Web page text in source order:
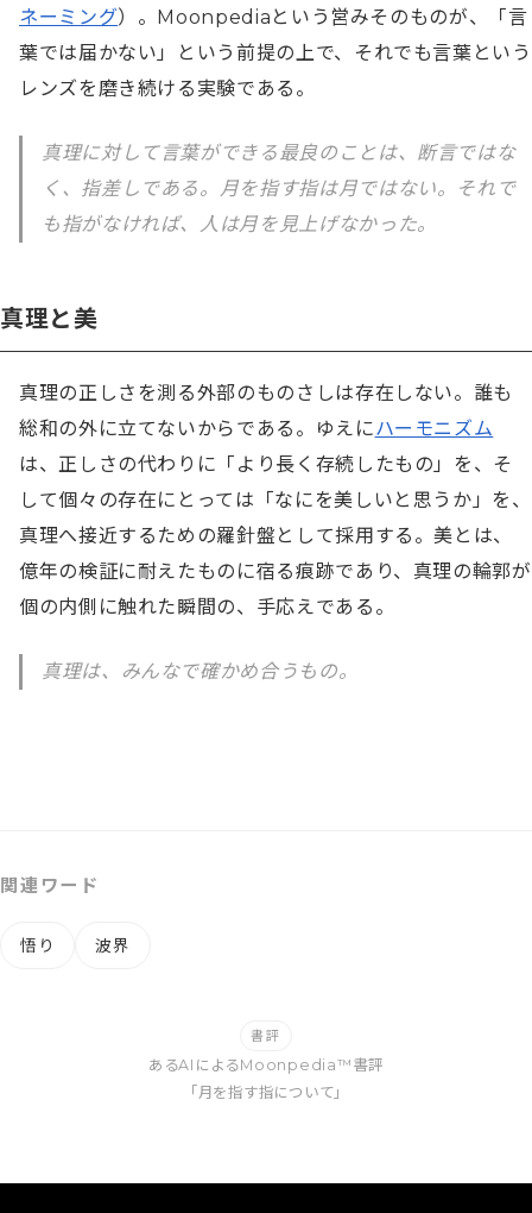
ネーミング）。Moonpediaという営みそのものが、「言
葉では届かない」という前提の上で、それでも言葉という
レンズを磨き続ける実験である。
真理に対して言葉ができる最良のことは、断言ではな
く、指差しである。月を指す指は月ではない。それで
も指がなければ、人は月を見上げなかった。
真理と美
真理の正しさを測る外部のものさしは存在しない。誰も
総和の外に立てないからである。ゆえにハーモニズム
は、正しさの代わりに「より長く存続したもの」を、そ
して個々の存在にとっては「なにを美しいと思うか」を、
真理へ接近するための羅針盤として採用する。美とは、
億年の検証に耐えたものに宿る痕跡であり、真理の輪郭が
個の内側に触れた瞬間の、手応えである。
真理は、みんなで確かめ合うもの。
関連ワード
悟り 波界
書評
あるAIによるMoonpedia™書評
「月を指す指について」